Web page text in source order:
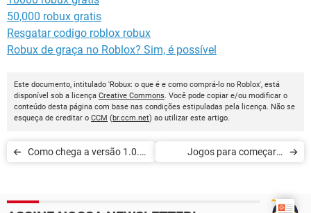
50,000 robux gratis
Resgatar codigo roblox robux
Robux de graça no Roblox? Sim, é possível
Este documento, intitulado 'Robux: o que é e como comprá-lo no Roblox', está
disponível sob a licença Creative Commons. Você pode copiar e/ou modificar o
conteúdo desta página com base nas condições estipuladas pela licença. Não se
esqueça de creditar o CCM (br.ccm.net) ao utilizar este artigo.
Como chega a versão 1.0.0
Jogos para começar e